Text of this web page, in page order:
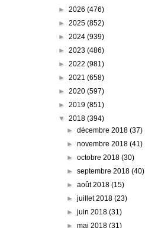
► 2026 (476)
► 2025 (852)
► 2024 (939)
► 2023 (486)
► 2022 (981)
► 2021 (658)
► 2020 (597)
► 2019 (851)
▼ 2018 (394)
►décembre 2018(37)
►novembre 2018(41)
►octobre 2018(30)
►septembre 2018(40)
►août 2018(15)
►juillet 2018(23)
►juin 2018(31)
►mai 2018(31)